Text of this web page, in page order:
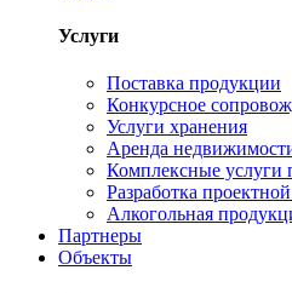
Услуги
Поставка продукции
Конкурсное
Услуги хранения
Аренда
Комплексные услуги
Разработка
Алкогольная
Партнеры
Объекты